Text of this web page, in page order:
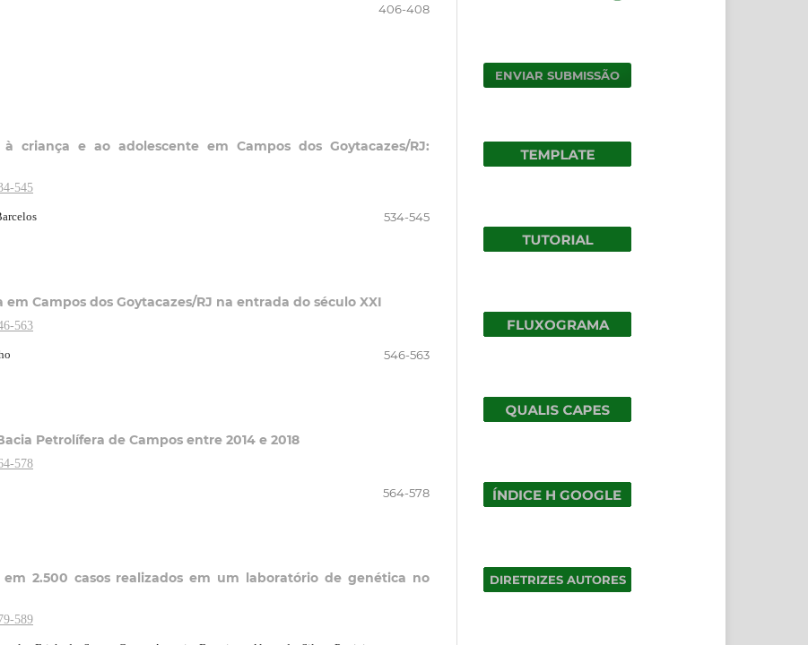
406-408
criança e ao adolescente em Campos dos Goytacazes/RJ:
545
534-545
Campos dos Goytacazes/RJ na entrada do século XXI
563
546-563
Petrolífera de Campos entre 2014 e 2018
578
564-578
em 2.500 casos realizados em um laboratório de genética no
589
ENVIAR SUBMISSÃO